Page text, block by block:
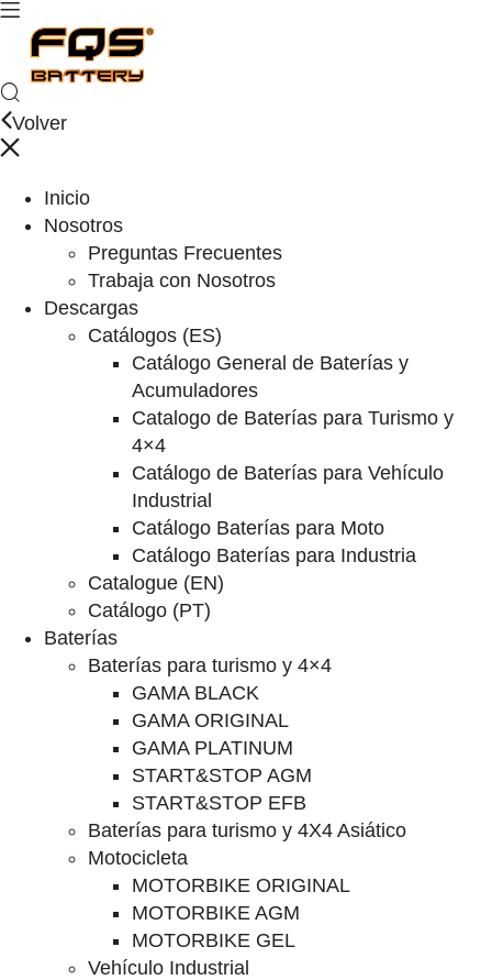
Volver
Inicio
Nosotros
Preguntas Frecuentes
Trabaja con Nosotros
Descargas
Catálogos (ES)
Catálogo General de Baterías y
Acumuladores
Catalogo de Baterías para Turismo y
4×4
Catálogo de Baterías para Vehículo
Industrial
Catálogo Baterías para Moto
Catálogo Baterías para Industria
Catalogue (EN)
Catálogo (PT)
Baterías
Baterías para turismo y 4×4
GAMA BLACK
GAMA ORIGINAL
GAMA PLATINUM
START&STOP AGM
START&STOP EFB
Baterías para turismo y 4X4 Asiático
Motocicleta
MOTORBIKE ORIGINAL
MOTORBIKE AGM
MOTORBIKE GEL
Vehículo Industrial